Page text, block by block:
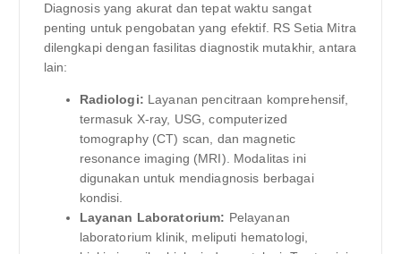
Diagnosis yang akurat dan tepat waktu sangat
penting untuk pengobatan yang efektif. RS Setia Mitra
dilengkapi dengan fasilitas diagnostik mutakhir, antara
lain:
Radiologi: Layanan pencitraan komprehensif,
termasuk X-ray, USG, computerized
tomography (CT) scan, dan magnetic
resonance imaging (MRI). Modalitas ini
digunakan untuk mendiagnosis berbagai
kondisi.
Layanan Laboratorium: Pelayanan
laboratorium klinik, meliputi hematologi,